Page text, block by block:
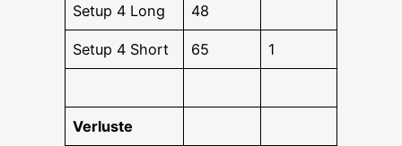
Set­up 4 Long 48
Set­up 4 Short 65 1
Ver­lus­te